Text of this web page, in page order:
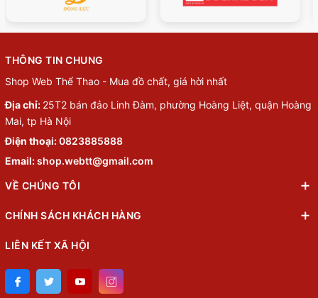
THÔNG TIN CHUNG
Shop Web Thể Thao - Mua đồ chất, giá hời nhất
Địa chỉ: 25T2 bán đảo Linh Đàm, phường Hoàng Liệt, quận Hoàng
Mai, tp Hà Nội
Điện thoại:0823885888
Email:shop.webtt@gmail.com
VỀ CHÚNG TÔI
CHÍNH SÁCH KHÁCH HÀNG
LIÊN KẾT XÃ HỘI